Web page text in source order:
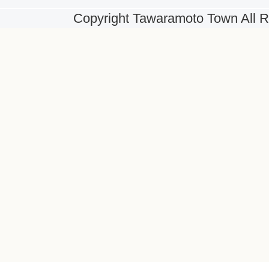
Copyright Tawaramoto Town All